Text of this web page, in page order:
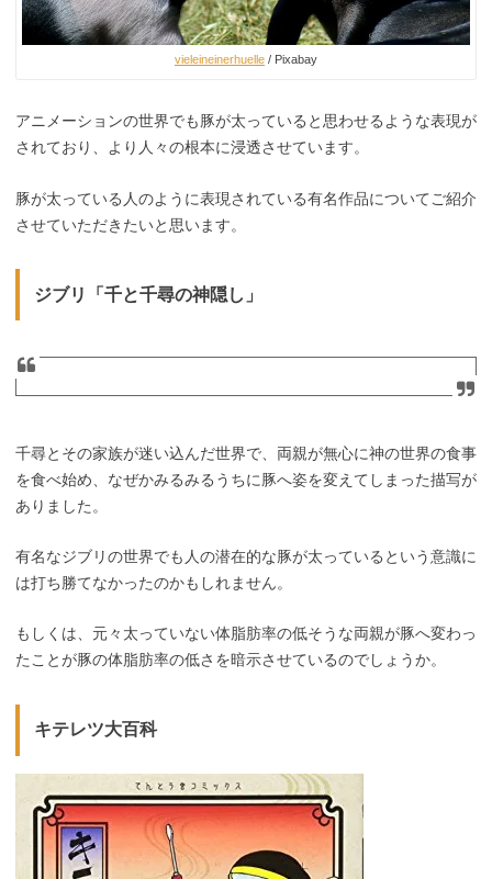
vieleineinerhuelle / Pixabay
アニメーションの世界でも豚が太っていると思わせるような表現が
されており、より人々の根本に浸透させています。
豚が太っている人のように表現されている有名作品についてご紹介
させていただきたいと思います。
ジブリ「千と千尋の神隠し」
千尋とその家族が迷い込んだ世界で、両親が無心に神の世界の食事
を食べ始め、なぜかみるみるうちに豚へ姿を変えてしまった描写が
ありました。
有名なジブリの世界でも人の潜在的な豚が太っているという意識に
は打ち勝てなかったのかもしれません。
もしくは、元々太っていない体脂肪率の低そうな両親が豚へ変わっ
たことが豚の体脂肪率の低さを暗示させているのでしょうか。
キテレツ大百科